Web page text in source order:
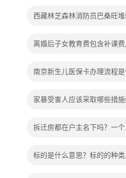
西藏林芝森林消防员巴桑旺堆
离婚后子女教育费包含补课费
南京新生儿医保卡办理流程是
家暴受害人应该采取哪些措施
拆迁房都在户主名下吗？一个
标的是什么意思？标的的种类